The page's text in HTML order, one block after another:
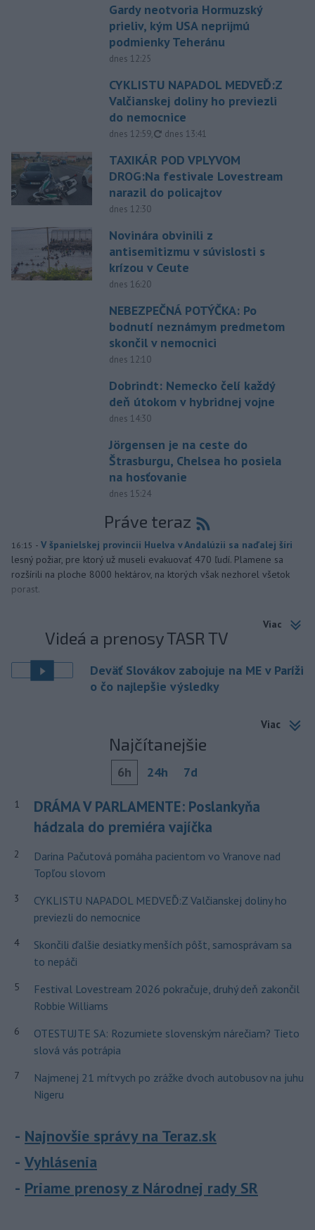
Gardy neotvoria Hormuzský
prieliv, kým USA neprijmú
podmienky Teheránu
dnes 12:25
CYKLISTU NAPADOL MEDVEĎ:Z
Valčianskej doliny ho previezli
do nemocnice
dnes 12:59, aktualizované
dnes 13:41
TAXIKÁR POD VPLYVOM
DROG:Na festivale Lovestream
narazil do policajtov
dnes 12:30
Novinára obvinili z
antisemitizmu v súvislosti s
krízou v Ceute
dnes 16:20
NEBEZPEČNÁ POTÝČKA: Po
bodnutí neznámym predmetom
skončil v nemocnici
dnes 12:10
Dobrindt: Nemecko čelí každý
deň útokom v hybridnej vojne
dnes 14:30
Jörgensen je na ceste do
Štrasburgu, Chelsea ho posiela
na hosťovanie
dnes 15:24
Práve teraz
16:15 - V španielskej provincii Huelva v Andalúzii sa naďalej šíri
lesný požiar, pre ktorý už museli evakuovať 470 ľudí. Plamene sa
rozšírili na ploche 8000 hektárov, na ktorých však nezhorel všetok
porast.
Viac
Videá a prenosy TASR TV
Deväť Slovákov zabojuje na ME v Paríži
o čo najlepšie výsledky
Viac
Najčítanejšie
6h 24h 7d
1
DRÁMA V PARLAMENTE: Poslankyňa
hádzala do premiéra vajíčka
2
Darina Pačutová pomáha pacientom vo Vranove nad
Topľou slovom
3
CYKLISTU NAPADOL MEDVEĎ:Z Valčianskej doliny ho
previezli do nemocnice
4
Skončili ďalšie desiatky menších pôšt, samosprávam sa
to nepáči
5
Festival Lovestream 2026 pokračuje, druhý deň zakončil
Robbie Williams
6
OTESTUJTE SA: Rozumiete slovenským nárečiam? Tieto
slová vás potrápia
7
Najmenej 21 mŕtvych po zrážke dvoch autobusov na juhu
Nigeru
Najnovšie správy na Teraz.sk
Vyhlásenia
Priame prenosy z Národnej rady SR